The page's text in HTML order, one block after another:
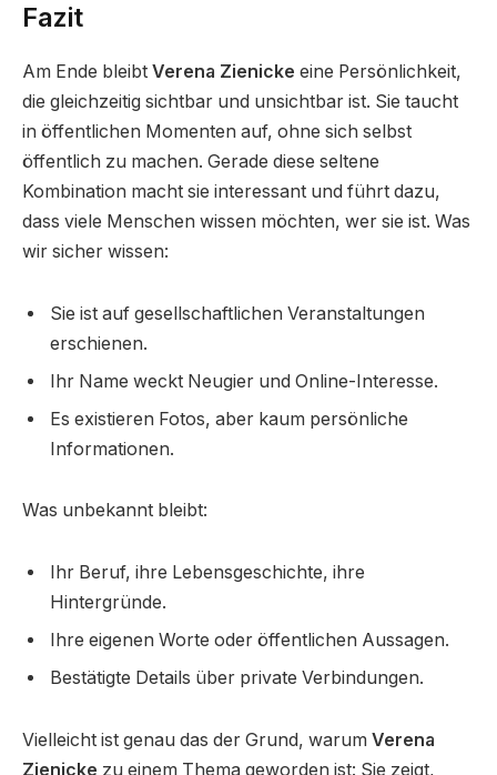
Fazit
Am Ende bleibt Verena Zienicke eine Persönlichkeit,
die gleichzeitig sichtbar und unsichtbar ist. Sie taucht
in öffentlichen Momenten auf, ohne sich selbst
öffentlich zu machen. Gerade diese seltene
Kombination macht sie interessant und führt dazu,
dass viele Menschen wissen möchten, wer sie ist. Was
wir sicher wissen:
Sie ist auf gesellschaftlichen Veranstaltungen
erschienen.
Ihr Name weckt Neugier und Online-Interesse.
Es existieren Fotos, aber kaum persönliche
Informationen.
Was unbekannt bleibt:
Ihr Beruf, ihre Lebensgeschichte, ihre
Hintergründe.
Ihre eigenen Worte oder öffentlichen Aussagen.
Bestätigte Details über private Verbindungen.
Vielleicht ist genau das der Grund, warum Verena
Zienicke zu einem Thema geworden ist: Sie zeigt,